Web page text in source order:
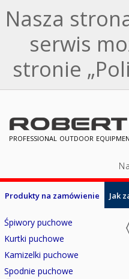
Nasza
serwis
stronie
professional outdoor
Produkty na zamówienie Jak
Śpiwory puchowe
Kurtki puchowe
Kamizelki puchowe
Spodnie puchowe